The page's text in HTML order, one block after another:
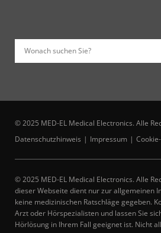
Wonach suchen Sie?
© 2025 MED-EL Medical Electronics. Alle
Datenschutzhinweis
Impressum
© 2025 MED-EL Medical Electronics. Alle
dieser Webseite dient nur zur allgemeinen
keine medizinischen Ratschläge gegeben.
Arzt oder Hörspezialisten und lassen Sie
Hörlösung in Ihrem Fall geeignet ist. Nicht